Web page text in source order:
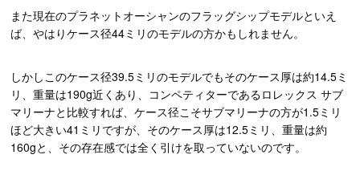
また現在のプラネットオーシャンのフラッグシップモデルといえ
ば、やはりケース径44ミリのモデルの方かもしれません。
しかしこのケース径39.5ミリのモデルでもそのケース厚は約14.5ミ
リ、重量は190g近くあり、コンペティターであるロレックス サブ
マリーナと比較すれば、ケース径こそサブマリーナの方が1.5ミリ
ほど大きい41ミリですが、そのケース厚は12.5ミリ、重量は約
160gと、その存在感では全く引けを取っていないのです。